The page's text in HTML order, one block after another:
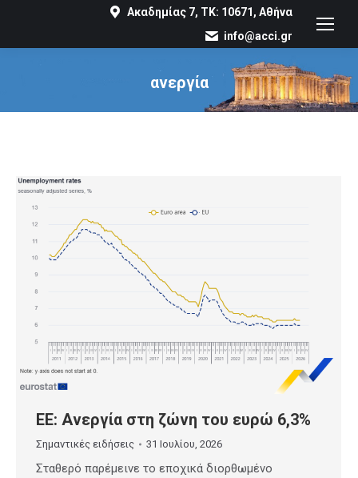
Ακαδημίας 7, ΤΚ: 10671, Αθήνα
info@acci.gr
ανεργία
You are here:
ΕΕ: Ανεργία στη ζώνη του ευρώ 6,3%
Σημαντικές ειδήσεις 31 Ιουλίου, 2026
Σταθερό παρέμεινε το εποχικά διορθωμένο